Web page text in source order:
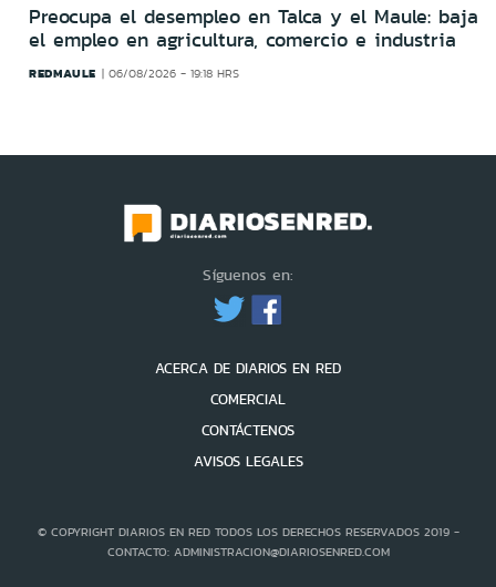
Preocupa el desempleo en Talca y el Maule: baja
el empleo en agricultura, comercio e industria
REDMAULE 06/08/2026 - 19:18 HRS
Síguenos en:
ACERCA DE DIARIOS EN RED
COMERCIAL
CONTÁCTENOS
AVISOS LEGALES
© COPYRIGHT DIARIOS EN RED TODOS LOS DERECHOS RESERVADOS 2019 -
CONTACTO: ADMINISTRACION@DIARIOSENRED.COM